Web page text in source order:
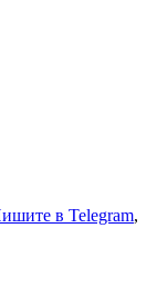
в Telegram,